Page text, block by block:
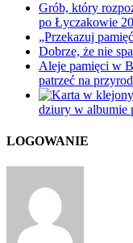
Grób, który
po Łyczakowie
„Przekazuj
Dobrze, że nie
Aleje pamięci w
patrzeć na
dziury w albumie
LOGOWANIE